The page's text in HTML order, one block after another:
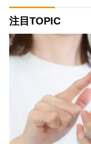
注目TOPIC